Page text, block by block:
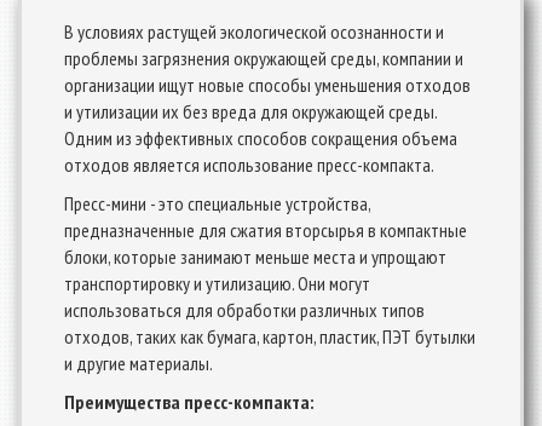
В условиях растущей экологической осознанности и
проблемы загрязнения окружающей среды, компании и
организации ищут новые способы уменьшения отходов
и утилизации их без вреда для окружающей среды.
Одним из эффективных способов сокращения объема
отходов является использование пресс-компакта.
Пресс-мини - это специальные устройства,
предназначенные для сжатия вторсырья в компактные
блоки, которые занимают меньше места и упрощают
транспортировку и утилизацию. Они могут
использоваться для обработки различных типов
отходов, таких как бумага, картон, пластик, ПЭТ бутылки
и другие материалы.
Преимущества пресс-компакта: